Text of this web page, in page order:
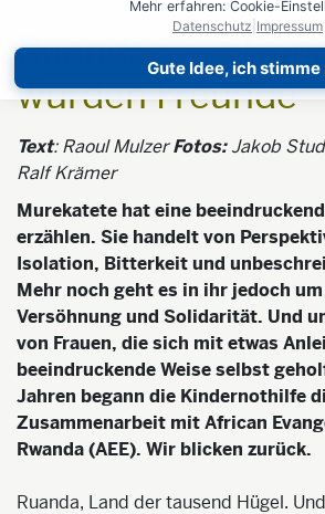
Mehr erfahren: Cookie-
Datenschutz Impressum
Gute Idee, ich stimme
Ruanda: Aus
wurden Freunde
Text: Raoul MulzerFotos:Jakob
Ralf Krämer
Murekatete hat eine
erzählen. Sie handelt von
Isolation, Bitterkeit und
Mehr noch geht es in ihr jedoch
Versöhnung und Solidarität. Und
von Frauen, die sich mit etwas
beeindruckende Weise selbst
Jahren begann die Kindernothilfe
Zusammenarbeit mit African
Rwanda (AEE). Wir blicken zurück.
Ruanda, Land der tausend Hügel.